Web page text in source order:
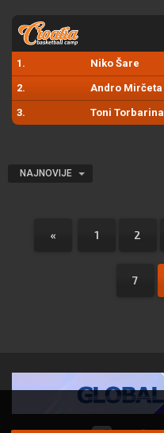
1. Niko Šare
2. Andro Mirčeta
3. Toni Torbarina
NAJNOVIJE
« 1 2
7